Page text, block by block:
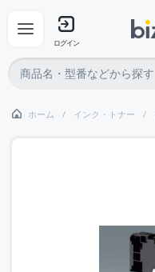
ログイン
ホーム インク・トナー